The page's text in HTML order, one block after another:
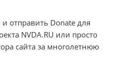
отправить Donate для
NVDA.RU или просто
сайта за многолетнюю